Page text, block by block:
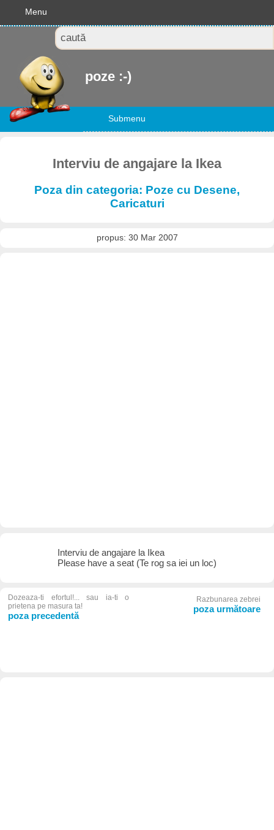
Menu
poze :-)
Submenu
Interviu de angajare la Ikea
Poza din categoria: Poze cu Desene,
Caricaturi
propus: 30 Mar 2007
Interviu de angajare la Ikea
Please have a seat (Te rog sa iei un loc)
Dozeaza-ti efortul!... sau ia-ti o
prietena pe masura ta!
poza precedentă
Razbunarea zebrei
poza următoare